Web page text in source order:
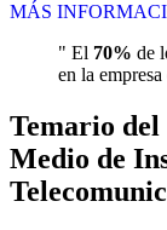
MÁS
" El 70% de
en la
Temario
Medio de